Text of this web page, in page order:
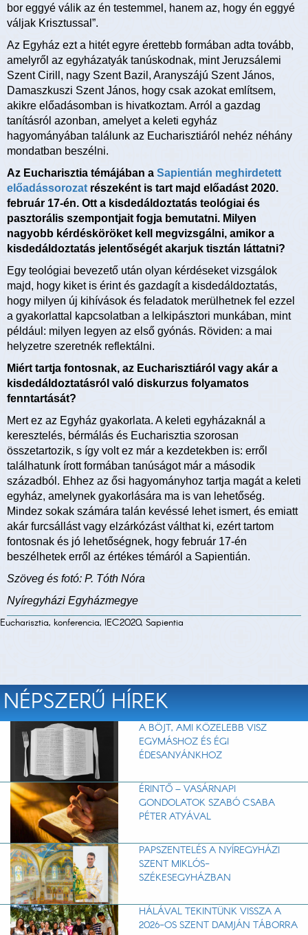
bor eggyé válik az én testemmel, hanem az, hogy én eggyé
váljak Krisztussal”.
Az Egyház ezt a hitét egyre érettebb formában adta tovább,
amelyről az egyházatyák tanúskodnak, mint Jeruzsálemi
Szent Cirill, nagy Szent Bazil, Aranyszájú Szent János,
Damaszkuszi Szent János, hogy csak azokat említsem,
akikre előadásomban is hivatkoztam. Arról a gazdag
tanításról azonban, amelyet a keleti egyház
hagyományában találunk az Eucharisztiáról nehéz néhány
mondatban beszélni.
Az Eucharisztia témájában a Sapientián meghirdetett
előadássorozat részeként is tart majd előadást 2020.
február 17-én. Ott a kisdedáldoztatás teológiai és
pasztorális szempontjait fogja bemutatni. Milyen
nagyobb kérdésköröket kell megvizsgálni, amikor a
kisdedáldoztatás jelentőségét akarjuk tisztán láttatni?
Egy teológiai bevezető után olyan kérdéseket vizsgálok
majd, hogy kiket is érint és gazdagít a kisdedáldoztatás,
hogy milyen új kihívások és feladatok merülhetnek fel ezzel
a gyakorlattal kapcsolatban a lelkipásztori munkában, mint
például: milyen legyen az első gyónás. Röviden: a mai
helyzetre szeretnék reflektálni.
Miért tartja fontosnak, az Eucharisztiáról vagy akár a
kisdedáldoztatásról való diskurzus folyamatos
fenntartását?
Mert ez az Egyház gyakorlata. A keleti egyházaknál a
keresztelés, bérmálás és Eucharisztia szorosan
összetartozik, s így volt ez már a kezdetekben is: erről
találhatunk írott formában tanúságot már a második
századból. Ehhez az ősi hagyományhoz tartja magát a keleti
egyház, amelynek gyakorlására ma is van lehetőség.
Mindez sokak számára talán kevéssé lehet ismert, és emiatt
akár furcsállást vagy elzárkózást válthat ki, ezért tartom
fontosnak és jó lehetőségnek, hogy február 17-én
beszélhetek erről az értékes témáról a Sapientián.
Szöveg és fotó: P. Tóth Nóra
Nyíregyházi Egyházmegye
Eucharisztia, konferencia, IEC2020, Sapientia
NÉPSZERŰ HÍREK
A BÖJT, AMI KÖZELEBB VISZ
EGYMÁSHOZ ÉS ÉGI
ÉDESANYÁNKHOZ
ÉRINTŐ – VASÁRNAPI
GONDOLATOK SZABÓ CSABA
PÉTER ATYÁVAL
PAPSZENTELÉS A NYÍREGYHÁZI
SZENT MIKLÓS-
SZÉKESEGYHÁZBAN
HÁLÁVAL TEKINTÜNK VISSZA A
2026-OS SZENT DAMJÁN TÁBORRA